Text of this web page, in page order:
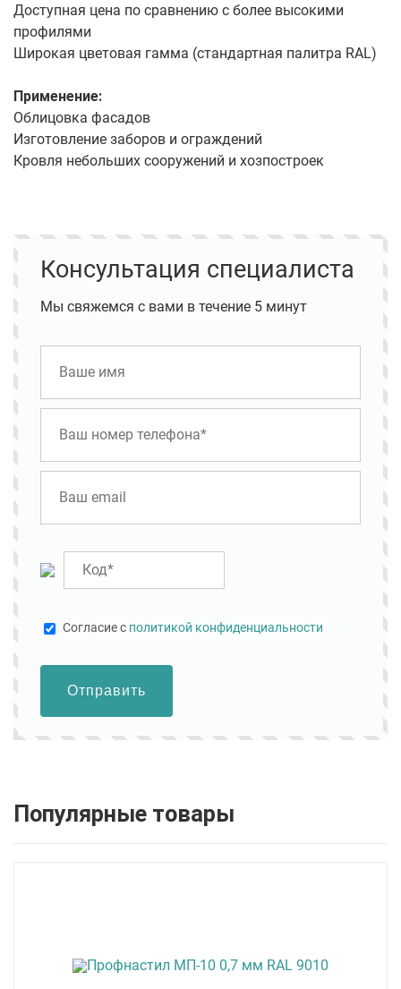
Доступная цена по сравнению с более высокими
профилями
Широкая цветовая гамма (стандартная палитра RAL)
Применение:
Облицовка фасадов
Изготовление заборов и ограждений
Кровля небольших сооружений и хозпостроек
Консультация специалиста
Мы свяжемся с вами в течение 5 минут
Cогласие с политикой конфиденциальности
Отправить
Популярные товары